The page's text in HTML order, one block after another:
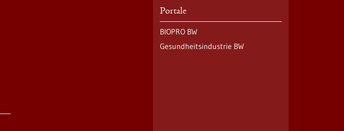
Portale
BIOPRO BW
Gesundheitsindustrie BW